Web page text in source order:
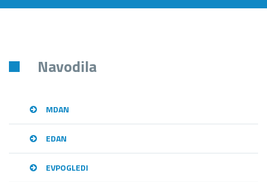
Navodila
MDAN
EDAN
EVPOGLEDI